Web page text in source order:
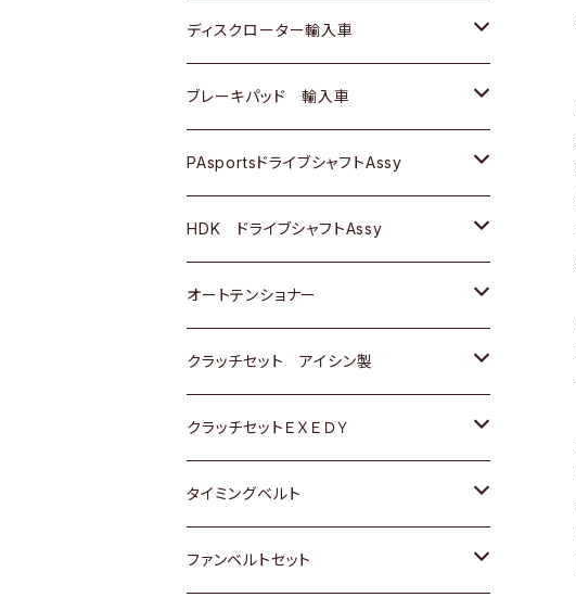
スバル
マツダ
三菱
スバル
ＢＥＮＺ
マツダ
三菱
スバル
ダイハツ
マツダ
三菱
スバル
日産
ダイハツ
マツダ
三菱
スバル
スズキ
日産
ダイハツ
マツダ
三菱
スバル
スズキ
日産
ダイハツ
マツダ
三菱
スバル
トヨタ
ホンダ
スズキ
日産
いすゞ
ダイハツ
マツダ
三菱
スバル
ディスクローター輸入車
ＡＵＤＩ
ＢＥＮＺ
ＢＭＷ
GOLF
ＷＡＧＥＮ
アストロ（シボレー）
クライスラー
ブレーキパッド 輸入車
ＢＥＮＺ
ＢＭＷ
ＷＡＧＥＮ
ＶＯＬＶＯ
PAsportsドライブシャフトAssy
トヨタ
ホンダ
スズキ
日産
ダイハツ
マツダ
HDK ドライブシャフトAssy
スズキ
ダイハツ
日産
ホンダ
マツダ
オートテンショナー
トヨタ
クラッチセット アイシン製
ホンダ
スズキ
ダイハツ
クラッチセットＥＸＥＤＹ
ホンダ
スズキ
タイミングベルト
トヨタ
ファンベルトセット